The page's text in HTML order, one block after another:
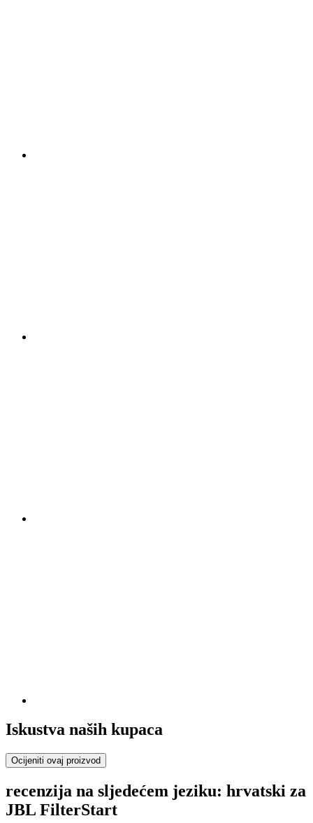
Iskustva naših kupaca
Ocijeniti ovaj proizvod
recenzija na sljedećem jeziku: hrvatski za
JBL FilterStart